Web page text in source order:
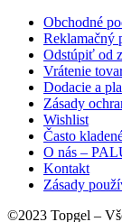
Obchodné
Reklamačný
Odstúpiť od
Vrátenie
Dodacie a
Zásady
Wishlist
Často
O nás –
Kontakt
Zásady
©2023 Topgel –